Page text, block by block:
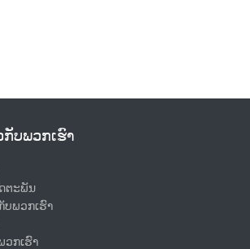
ບ​ພວກ​ເຮົາ
ຕະພັນ
ບ​ພວກ​ເຮົາ
ວກເຮົາ